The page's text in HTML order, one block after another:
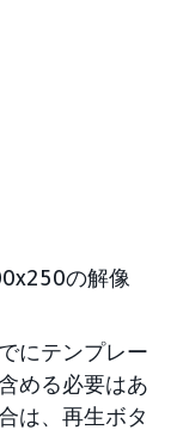
の解像
にテンプレー
める必要はあ
は、再生ボタ